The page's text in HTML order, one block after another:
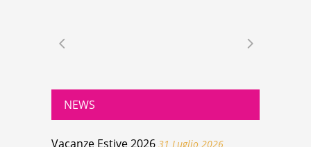
NEWS
Vacanze Estive 2026 31 Luglio 2026